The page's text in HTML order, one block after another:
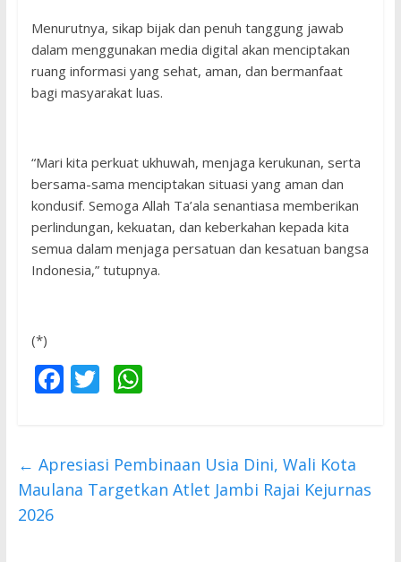
Menurutnya, sikap bijak dan penuh tanggung jawab
dalam menggunakan media digital akan menciptakan
ruang informasi yang sehat, aman, dan bermanfaat
bagi masyarakat luas.
“Mari kita perkuat ukhuwah, menjaga kerukunan, serta
bersama-sama menciptakan situasi yang aman dan
kondusif. Semoga Allah Ta’ala senantiasa memberikan
perlindungan, kekuatan, dan keberkahan kepada kita
semua dalam menjaga persatuan dan kesatuan bangsa
Indonesia,” tutupnya.
(*)
F
b
o
T
er
W
s
A
← Apresiasi Pembinaan Usia Dini, Wali Kota
Maulana Targetkan Atlet Jambi Rajai Kejurnas
2026